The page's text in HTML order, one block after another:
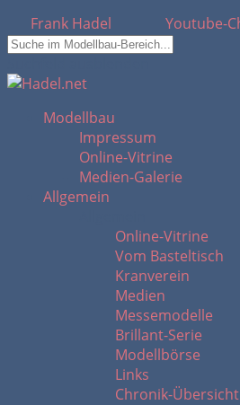
Frank Hadel
Youtube-
Modellbau
Impressum
Online-Vitrine
Medien-Galerie
Allgemein
Online-Vitrine
Vom Basteltisch
Kranverein
Medien
Messemodelle
Brillant-Serie
Modellbörse
Links
Chronik-Übersicht